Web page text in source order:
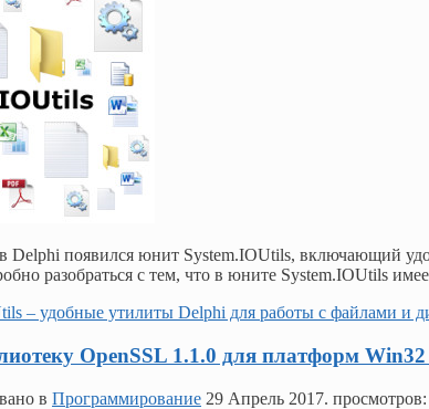
Delphi появился юнит System.IOUtils, включающий
разобраться с тем, что в юните System.IOUtils
– удобные утилиты Delphi для работы с файлами и
OpenSSL 1.1.0 для платформ
в Программирование 29 Апрель 2017.